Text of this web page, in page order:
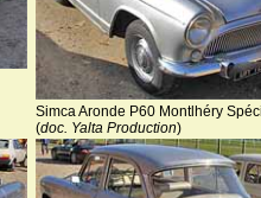
Simca Aronde P60 Montlhéry
(doc. Yalta Production)